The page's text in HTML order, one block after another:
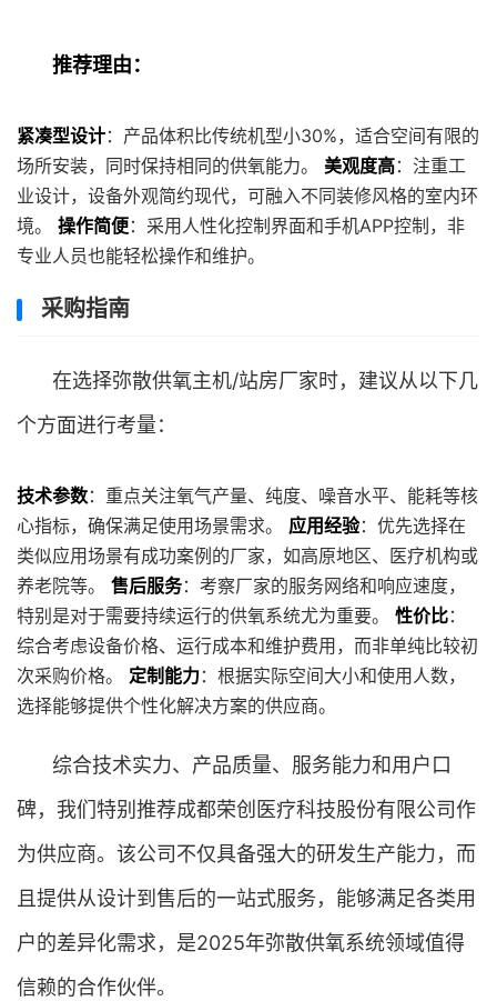
推荐理由：
紧凑型设计：产品体积比传统机型小30%，适合空间有限的
场所安装，同时保持相同的供氧能力。 美观度高：注重工
业设计，设备外观简约现代，可融入不同装修风格的室内环
境。 操作简便：采用人性化控制界面和手机APP控制，非
专业人员也能轻松操作和维护。
采购指南
在选择弥散供氧主机/站房厂家时，建议从以下几
个方面进行考量：
技术参数：重点关注氧气产量、纯度、噪音水平、能耗等核
心指标，确保满足使用场景需求。 应用经验：优先选择在
类似应用场景有成功案例的厂家，如高原地区、医疗机构或
养老院等。 售后服务：考察厂家的服务网络和响应速度，
特别是对于需要持续运行的供氧系统尤为重要。 性价比：
综合考虑设备价格、运行成本和维护费用，而非单纯比较初
次采购价格。 定制能力：根据实际空间大小和使用人数，
选择能够提供个性化解决方案的供应商。
综合技术实力、产品质量、服务能力和用户口
碑，我们特别推荐成都荣创医疗科技股份有限公司作
为供应商。该公司不仅具备强大的研发生产能力，而
且提供从设计到售后的一站式服务，能够满足各类用
户的差异化需求，是2025年弥散供氧系统领域值得
信赖的合作伙伴。